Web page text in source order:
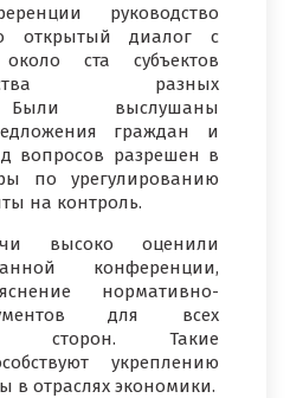
руководство
открытый диалог с
около ста субъектов
разных
Были выслушаны
граждан и
вопросов разрешен в
по урегулированию
на контроль.
высоко оценили
конференции,
нормативно-
для всех
сторон. Такие
укреплению
в отраслях экономики.